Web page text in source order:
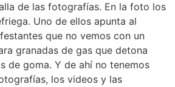
de las fotografías. En la foto los
Uno de ellos apunta al
que no vemos con un
granadas de gas que detona
de goma. Y de ahí no tenemos
los videos y las